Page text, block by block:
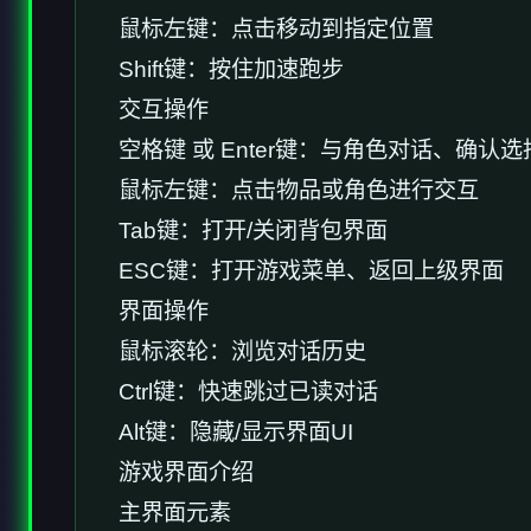
鼠标左键：点击移动到指定位置
Shift键：按住加速跑步
交互操作
空格键 或 Enter键：与角色对话、确认选
鼠标左键：点击物品或角色进行交互
Tab键：打开/关闭背包界面
ESC键：打开游戏菜单、返回上级界面
界面操作
鼠标滚轮：浏览对话历史
Ctrl键：快速跳过已读对话
Alt键：隐藏/显示界面UI
游戏界面介绍
主界面元素